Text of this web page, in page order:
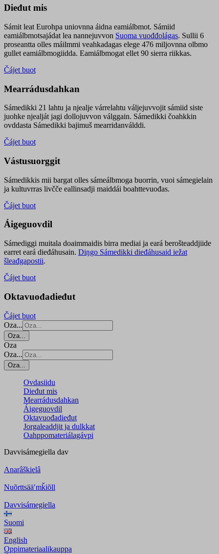
Dieđut mis
Sámit leat Eurohpa uniovnna áidna eamiálbmot. Sámiid
eamiálbmotsajádat lea nannejuvvon Suoma vuođđolágas. Sullii 6
proseantta olles máilmmi veahkadagas elege 476 miljovnna olbmo
gullet eamiálbmogiidda. Eamiálbmogat ellet 90 sierra riikkas.
Čájet buot
Mearrádusdahkan
Sámedikki 21 lahtu ja njealje várrelahtu váljejuvvojit sámiid siste
juohke njealját jagi dollojuvvon válggain. Sámedikki čoahkkin
ovddasta Sámedikki bajimuš mearridanválddi.
Čájet buot
Vástusuorggit
Sámedikkis mii bargat olles sámeálbmoga buorrin, vuoi sámegielain
ja kultuvrras livčče eallinsadji maiddái boahttevuođas.
Čájet buot
Áigeguovdil
Sámediggi muitala doaimmaidis birra mediai ja eará berošteaddjiide
earret eará dieđáhusain. Diŋgo Sámedikki dieđáhusaid iežat
šleađgapostii.
Čájet buot
Oktavuođadieđut
Čájet buot
Oza...
Oza...
Oza
Oza...
Oza...
Ovdasiidu
Dieđut mis
Mearrádusdahkan
Áigeguovdil
Oktavuođadieđut
Jorgaleaddjit ja dulkkat
Oahppomateriálagávpi
Davvisámegiella dav
Anarâškielâ
Nuõrttsääʹmǩiõll
Davvisámegiella
Suomi
English
Oppimateriaalikauppa